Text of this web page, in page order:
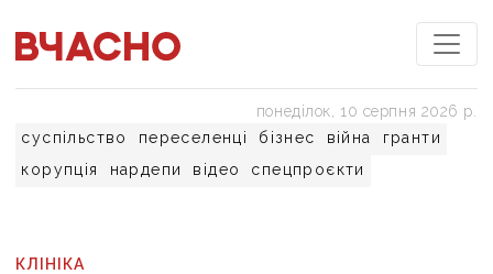
суспільство переселенці бізнес війна
гранти
корупція
нардепи відео спецпроєкти
понеділок, 10 серпня 2026 р.
КЛІНІКА